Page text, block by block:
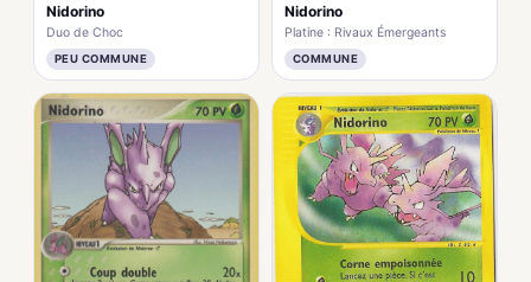
Nidorino
Duo de Choc
PEU COMMUNE
Nidorino
Platine : Rivaux Émergeants
COMMUNE